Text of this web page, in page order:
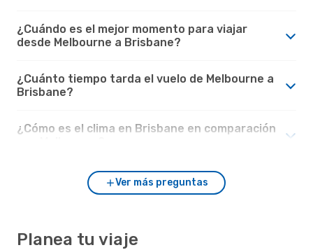
¿Cuándo es el mejor momento para viajar
desde Melbourne a Brisbane?
¿Cuánto tiempo tarda el vuelo de Melbourne a
Brisbane?
¿Cómo es el clima en Brisbane en comparación
Ver más preguntas
Planea tu viaje